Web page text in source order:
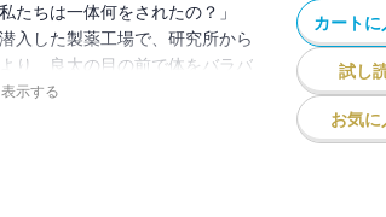
たちは一体何をされたの？」
入した製薬工場で、研究所から
り、良太の目の前で体をバラバ
沙織との死闘の果てに、二人が
示する
カートに
試し
お気に